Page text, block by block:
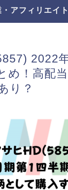
・アフィリエイ
2022
め！高配
り？